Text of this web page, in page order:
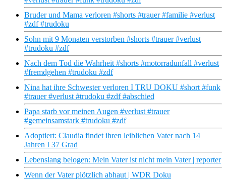
Bruder und Mama verloren #shorts #trauer #familie #verlust
#zdf #trudoku
Sohn mit 9 Monaten verstorben #shorts #trauer #verlust
#trudoku #zdf
Nach dem Tod die Wahrheit #shorts #motorradunfall #verlust
#fremdgehen #trudoku #zdf
Nina hat ihre Schwester verloren I TRU DOKU #short #funk
#trauer #verlust #trudoku #zdf #abschied
Papa starb vor meinen Augen #verlust #trauer
#gemeinsamstark #trudoku #zdf
Adoptiert: Claudia findet ihren leiblichen Vater nach 14
Jahren I 37 Grad
Lebenslang belogen: Mein Vater ist nicht mein Vater | reporter
Wenn der Vater plötzlich abhaut | WDR Doku